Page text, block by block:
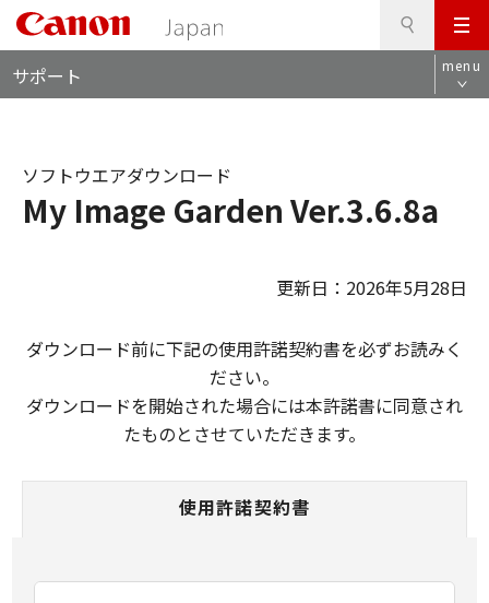
メ
ニ
ュ
サポート menu
My Image Garden Ver.3.6.8a
ソフトウエアダウンロード
更新日：2026年5月28日
ダウンロード前に下記の使用許諾契約書を必ずお読みく
ださい。
ダウンロードを開始された場合には本許諾書に同意され
たものとさせていただきます。
使用許諾契約書